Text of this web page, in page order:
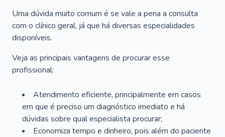
Uma dúvida muito comum é se vale a pena a consulta
com o clínico geral, já que há diversas especialidades
disponíveis.
Veja as principais vantagens de procurar esse
profissional:
Atendimento eficiente, principalmente em casos
em que é preciso um diagnóstico imediato e há
dúvidas sobre qual especialista procurar;
Economiza tempo e dinheiro, pois além do paciente